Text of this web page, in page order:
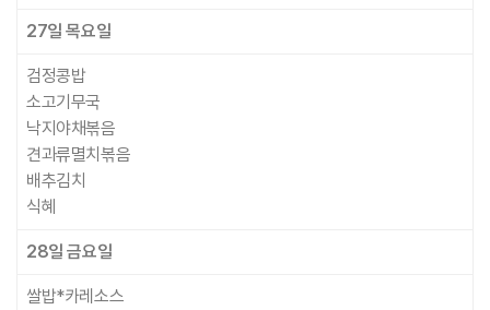
27일목요일
검정콩밥
소고기무국
낙지야채볶음
견과류멸치볶음
배추김치
식혜
28일금요일
쌀밥*카레소스